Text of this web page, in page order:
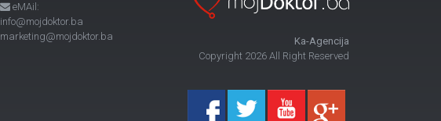
eMAil:
info@mojdoktor.ba
marketing@mojdoktor.ba
Ka-Agencija
Copyright 2026 All Right Reserved